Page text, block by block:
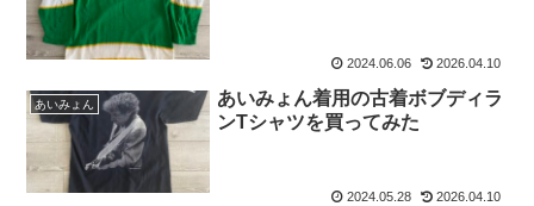
2024.06.06 2026.04.10
あいみょん
あいみょん着用の古着ボブディラ
ンTシャツを買ってみた
2024.05.28 2026.04.10